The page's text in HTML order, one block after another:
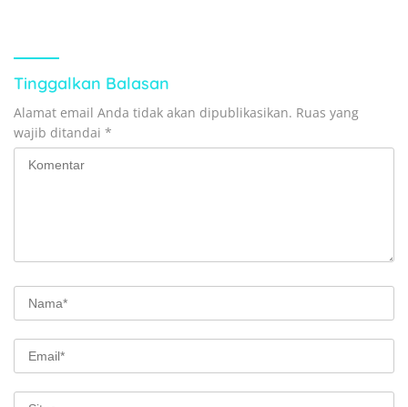
Tinggalkan Balasan
Alamat email Anda tidak akan dipublikasikan. Ruas yang
wajib ditandai *